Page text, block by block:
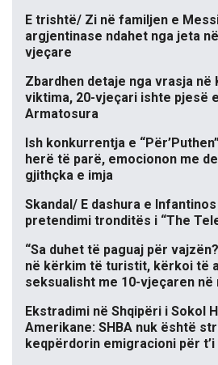
E trishtë/ Zi në familjen e
argjentinase ndahet nga jeta
vjeçare
Zbardhen detaje nga vrasja
viktima, 20-vjeçari ishte pjesë
Armatosura
Ish konkurrentja e
herë të parë, emocionon me
gjithçka e imja
Skandal/ E dashura e Infantinos
pretendimi tronditës i “The
“Sa duhet të paguaj për
në kërkim të turistit, kërkoi të
seksualisht me 10-vjeçaren
Ekstradimi në Shqipëri i Sokol
Amerikane: SHBA nuk është
keqpërdorin emigracioni për